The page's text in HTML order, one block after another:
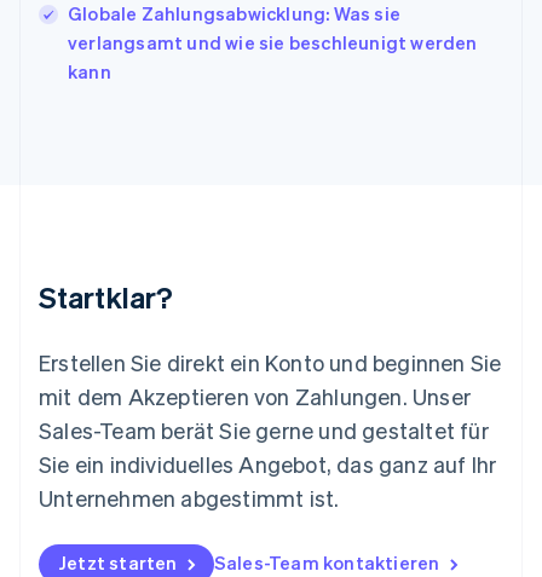
Globale Zahlungsabwicklung: Was sie
verlangsamt und wie sie beschleunigt werden
kann
Startklar?
Erstellen Sie direkt ein Konto und beginnen Sie
mit dem Akzeptieren von Zahlungen. Unser
Sales-Team berät Sie gerne und gestaltet für
Sie ein individuelles Angebot, das ganz auf Ihr
Unternehmen abgestimmt ist.
Jetzt starten Sales-Team kontaktieren
English
Liechtenstein
Deutsch
Mexiko
English
Niederlande
Nederlands English
Norwegen
English
Österreich
Polen
English